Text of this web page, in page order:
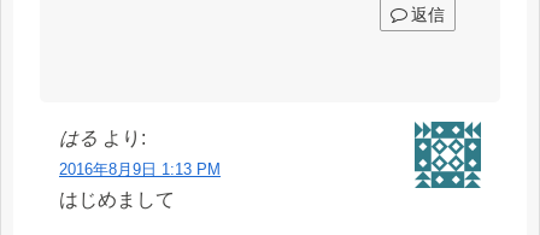
返信
はる より:
2016年8月9日 1:13 PM
はじめまして